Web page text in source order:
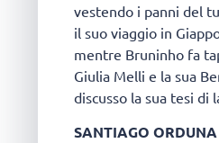
vestendo i panni del
il suo viaggio in
mentre Bruninho fa
Giulia Melli e la sua
discusso la sua tesi di
SANTIAGO ORDUNA